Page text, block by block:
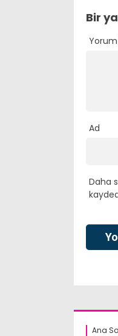
Bir
Yorum
Ad
Daha
Ana